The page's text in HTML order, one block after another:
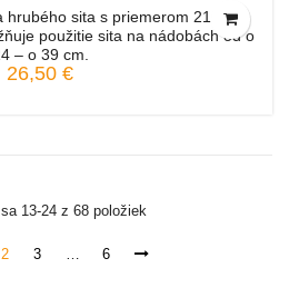
hrubého sita s priemerom 21 cm
použitie sita na nádobách od o
– o 39 cm.
26,50 €
13-24 z 68 položiek
2 3 6